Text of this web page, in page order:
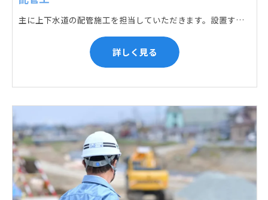
主に上下水道の配管施工を担当していただきます。設置する場所に応じて配管の形状や流れを工夫する管加工、ねじ切り、管締め、そして管据付作業になり、5人以上のチームで動くことが多いです。
詳しく見る